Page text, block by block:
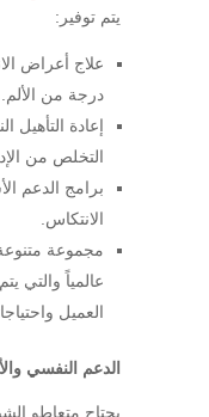
يتم توفير:
علاج أعراض
درجة من الألم.
إعادة
التخلص من
برامج الدعم
الانتكاس.
مجموعة
عالمياً والتي
العميل
الدعم النفسي
يحتاج متعاطو